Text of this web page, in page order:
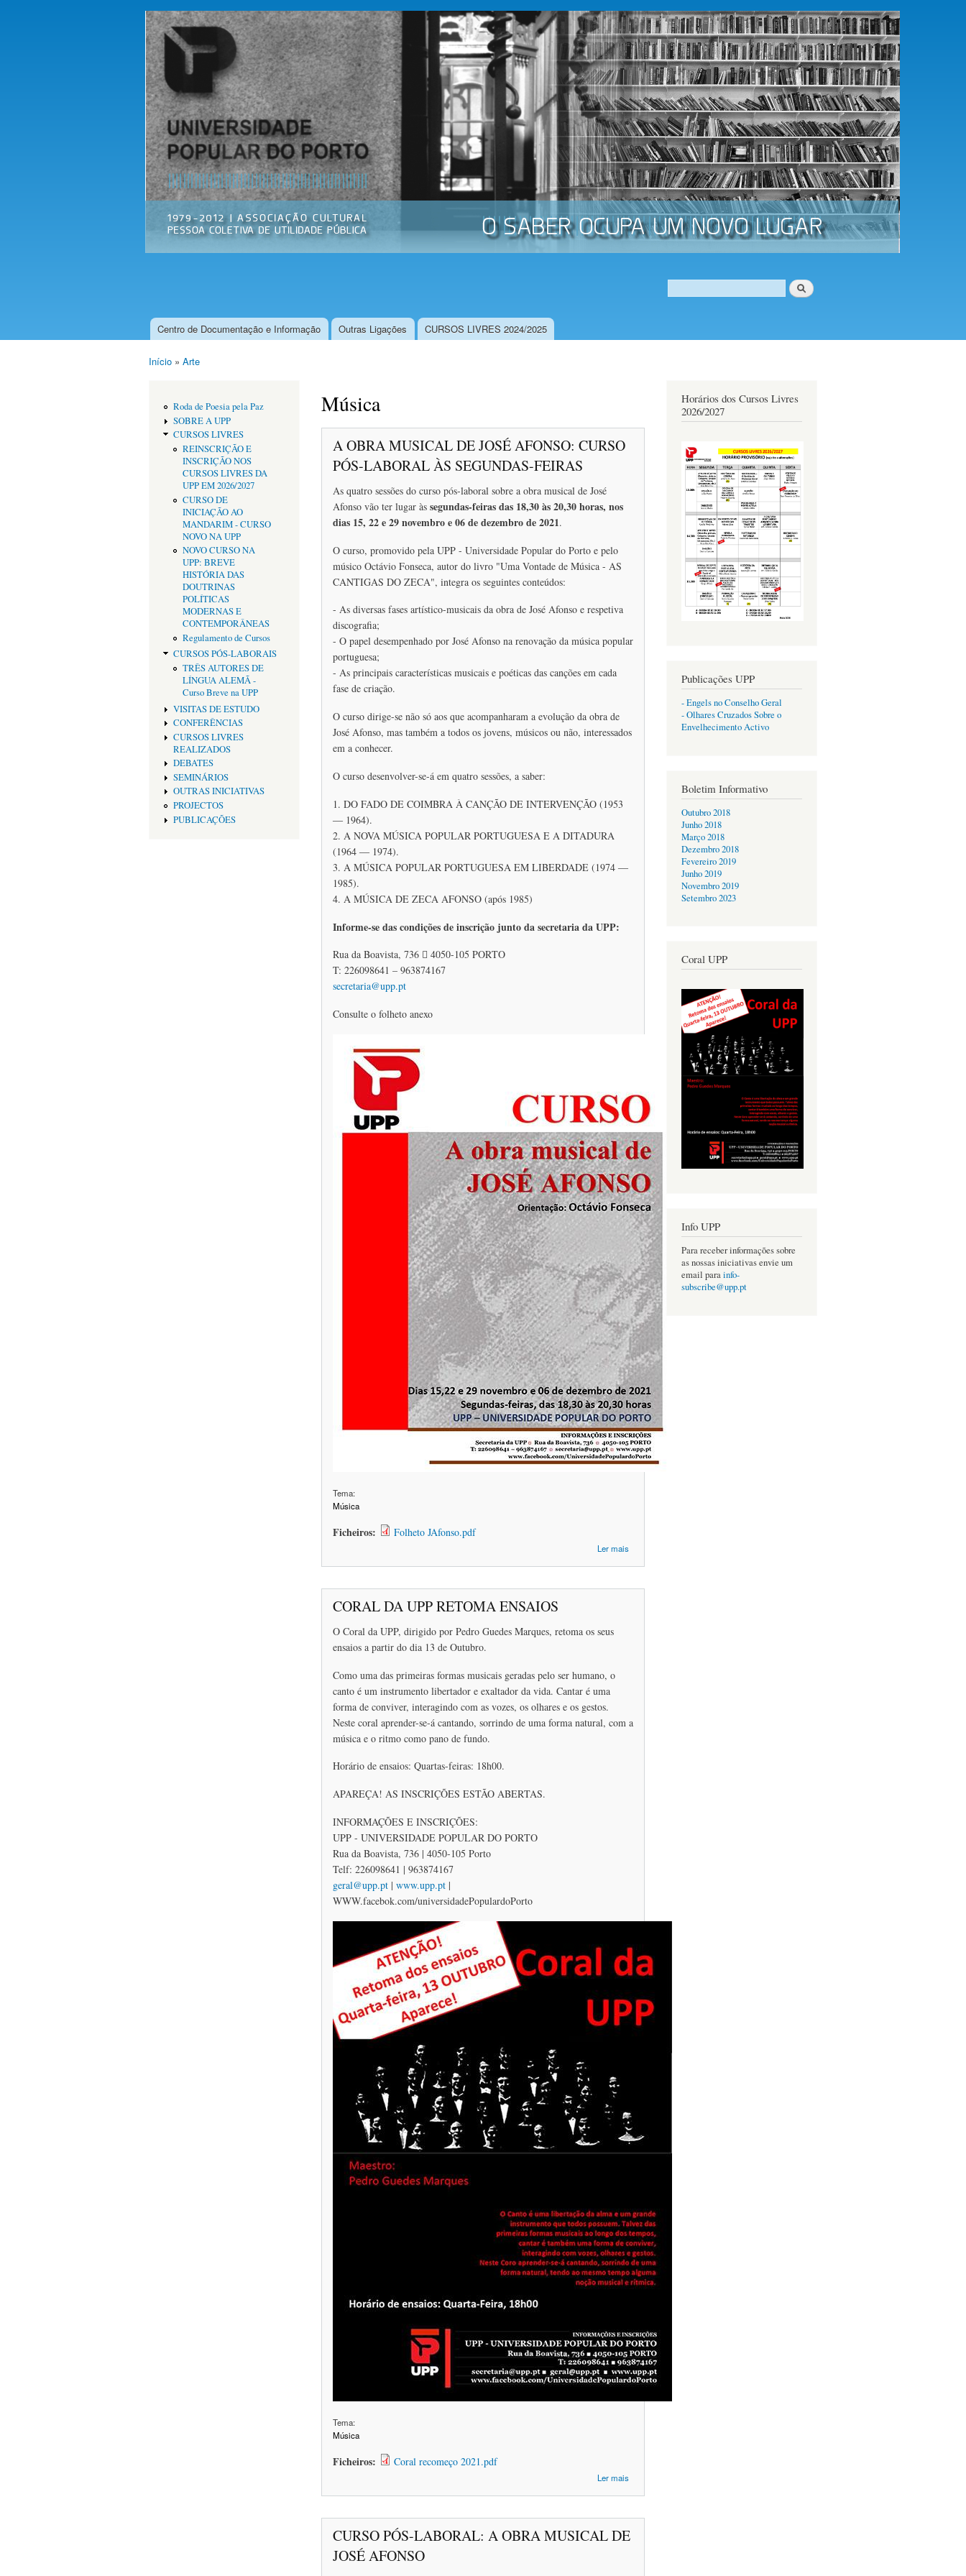
Passar
para o
conteúdo
principal
Universidade
Popular do
Porto
Associação
Cultural
Formulário de procura
Procurar
Menu principal
Centro de Documentação e Informação Outras Ligações CURSOS LIVRES 2024/2025
Início » Arte
Roda de Poesia pela Paz
SOBRE A UPP
CURSOS LIVRES
REINSCRIÇÃO E
INSCRIÇÃO NOS
CURSOS LIVRES DA
UPP EM 2026/2027
CURSO DE
INICIAÇÃO AO
MANDARIM - CURSO
NOVO NA UPP
NOVO CURSO NA
UPP: BREVE
HISTÓRIA DAS
DOUTRINAS
POLÍTICAS
MODERNAS E
CONTEMPORÂNEAS
Regulamento de Cursos
CURSOS PÓS-LABORAIS
TRÊS AUTORES DE
LÍNGUA ALEMÃ -
Curso Breve na UPP
VISITAS DE ESTUDO
CONFERÊNCIAS
CURSOS LIVRES
REALIZADOS
DEBATES
SEMINÁRIOS
OUTRAS INICIATIVAS
PROJECTOS
PUBLICAÇÕES
Música
A OBRA MUSICAL DE JOSÉ AFONSO: CURSO
PÓS-LABORAL ÀS SEGUNDAS-FEIRAS
As quatro sessões do curso pós-laboral sobre a obra musical de José
Afonso vão ter lugar às segundas-feiras das 18,30 às 20,30 horas, nos
dias 15, 22 e 29 novembro e 06 de dezembro de 2021.
O curso, promovido pela UPP - Universidade Popular do Porto e pelo
músico Octávio Fonseca, autor do livro "Uma Vontade de Música - AS
CANTIGAS DO ZECA", integra os seguintes conteúdos:
- As diversas fases artístico-musicais da obra de José Afonso e respetiva
discografia;
- O papel desempenhado por José Afonso na renovação da música popular
portuguesa;
- As principais características musicais e poéticas das canções em cada
fase de criação.
O curso dirige-se não só aos que acompanharam a evolução da obra de
José Afonso, mas também a todos os jovens, músicos ou não, interessados
em a conhecer.
O curso desenvolver-se-á em quatro sessões, a saber:
1. DO FADO DE COIMBRA À CANÇÃO DE INTERVENÇÃO (1953
― 1964).
2. A NOVA MÚSICA POPULAR PORTUGUESA E A DITADURA
(1964 ― 1974).
3. A MÚSICA POPULAR PORTUGUESA EM LIBERDADE (1974 ―
1985).
4. A MÚSICA DE ZECA AFONSO (após 1985)
Informe-se das condições de inscrição junto da secretaria da UPP:
Rua da Boavista, 736  4050-105 PORTO
T: 226098641 – 963874167
secretaria@upp.pt
Consulte o folheto anexo
Tema:
Música
Ficheiros: Folheto JAfonso.pdf
Ler mais
MUSICAL
CORAL DA UPP RETOMA ENSAIOS
O Coral da UPP, dirigido por Pedro Guedes Marques, retoma os seus
ensaios a partir do dia 13 de Outubro.
Como uma das primeiras formas musicais geradas pelo ser humano, o
canto é um instrumento libertador e exaltador da vida. Cantar é uma
forma de conviver, interagindo com as vozes, os olhares e os gestos.
Neste coral aprender-se-á cantando, sorrindo de uma forma natural, com a
música e o ritmo como pano de fundo.
Horário de ensaios: Quartas-feiras: 18h00.
APAREÇA! AS INSCRIÇÕES ESTÃO ABERTAS.
INFORMAÇÕES E INSCRIÇÕES:
UPP - UNIVERSIDADE POPULAR DO PORTO
Rua da Boavista, 736 | 4050-105 Porto
Telf: 226098641 | 963874167
geral@upp.pt | www.upp.pt |
WWW.facebok.com/universidadePopulardoPorto
Tema:
Música
Ficheiros: Coral recomeço 2021.pdf
Ler mais
DA UPP
CURSO PÓS-LABORAL: A OBRA MUSICAL DE
JOSÉ AFONSO
Horários dos Cursos Livres
2026/2027
Publicações UPP
- Engels no Conselho Geral
- Olhares Cruzados Sobre o
Envelhecimento Activo
Boletim Informativo
Outubro 2018
Junho 2018
Março 2018
Dezembro 2018
Fevereiro 2019
Junho 2019
Novembro 2019
Setembro 2023
Coral UPP
Info UPP
Para receber informações sobre
as nossas iniciativas envie um
email parainfo-
subscribe@upp.pt